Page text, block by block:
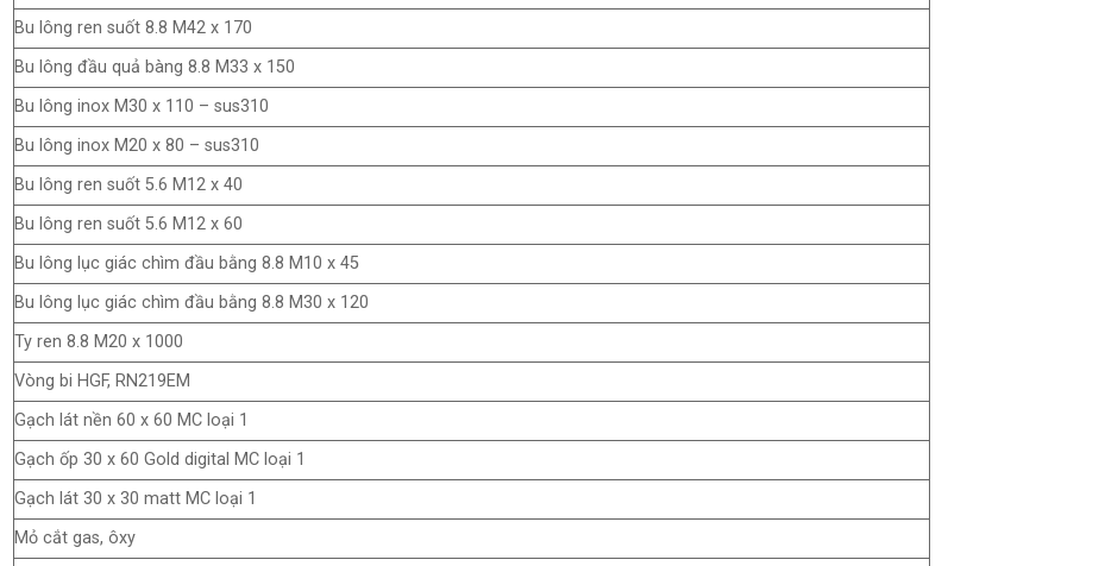
Bu lông ren suốt 8.8 M42 x 170
Bu lông đầu quả bàng 8.8 M33 x 150
Bu lông inox M30 x 110 – sus310
Bu lông inox M20 x 80 – sus310
Bu lông ren suốt 5.6 M12 x 40
Bu lông ren suốt 5.6 M12 x 60
Bu lông lục giác chìm đầu bằng 8.8 M10 x 45
Bu lông lục giác chìm đầu bằng 8.8 M30 x 120
Ty ren 8.8 M20 x 1000
Vòng bi HGF, RN219EM
Gạch lát nền 60 x 60 MC loại 1
Gạch ốp 30 x 60 Gold digital MC loại 1
Gạch lát 30 x 30 matt MC loại 1
Mỏ cắt gas, ôxy